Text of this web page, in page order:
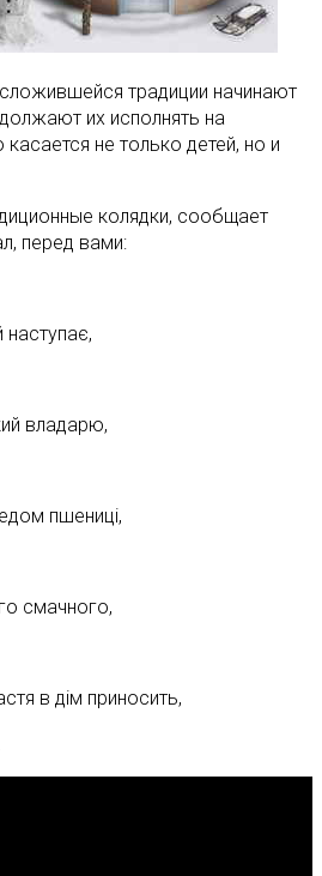
традиции начинают
их исполнять на
не только детей, но и
колядки, сообщает
перед вами:
наступає,
владарю,
пшениці,
смачного,
в дім приносить,